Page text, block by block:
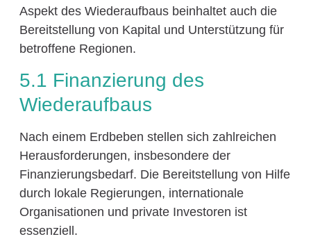
Aspekt des Wiederaufbaus beinhaltet auch die
Bereitstellung von Kapital und Unterstützung für
betroffene Regionen.
5.1 Finanzierung des
Wiederaufbaus
Nach einem Erdbeben stellen sich zahlreichen
Herausforderungen, insbesondere der
Finanzierungsbedarf. Die Bereitstellung von Hilfe
durch lokale Regierungen, internationale
Organisationen und private Investoren ist
essenziell.